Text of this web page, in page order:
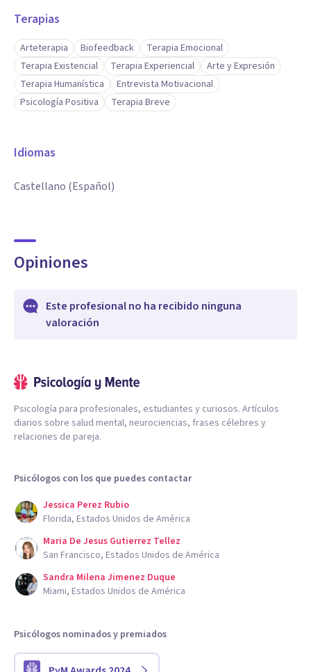
Terapias
Arteterapia Biofeedback
Terapia Emocional
Terapia Existencial
Terapia Experiencial
Arte y Expresión
Terapia Humanística
Entrevista Motivacional
Psicología Positiva
Terapia Breve
Idiomas
Castellano (Español)
Opiniones
Este profesional no ha recibido ninguna
valoración
Psicología para profesionales, estudiantes y curiosos. Artículos
diarios sobre salud mental, neurociencias, frases célebres y
relaciones de pareja.
Psicólogos con los que puedes contactar
Jessica Perez Rubio
Florida, Estados Unidos de América
Maria De Jesus Gutierrez Tellez
San Francisco, Estados Unidos de América
Sandra Milena Jimenez Duque
Miami, Estados Unidos de América
Psicólogos nominados y premiados